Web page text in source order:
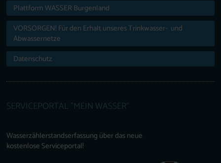
Plattform WASSER Burgenland
VORSORGEN! Für den Erhalt unseres Trinkwasser- und
Abwassernetze
Datenschutz
SERVICEPORTAL "MEIN WASSER"
Wasserzählerstandserfassung über das neue
kostenlose Serviceportal!